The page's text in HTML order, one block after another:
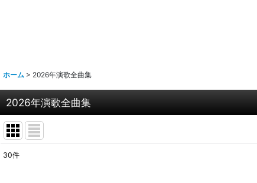
ホーム > 2026年演歌全曲集
2026年演歌全曲集
30件